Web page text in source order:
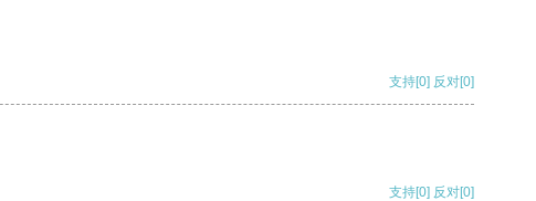
支持[0] 反对[0]
支持[0] 反对[0]